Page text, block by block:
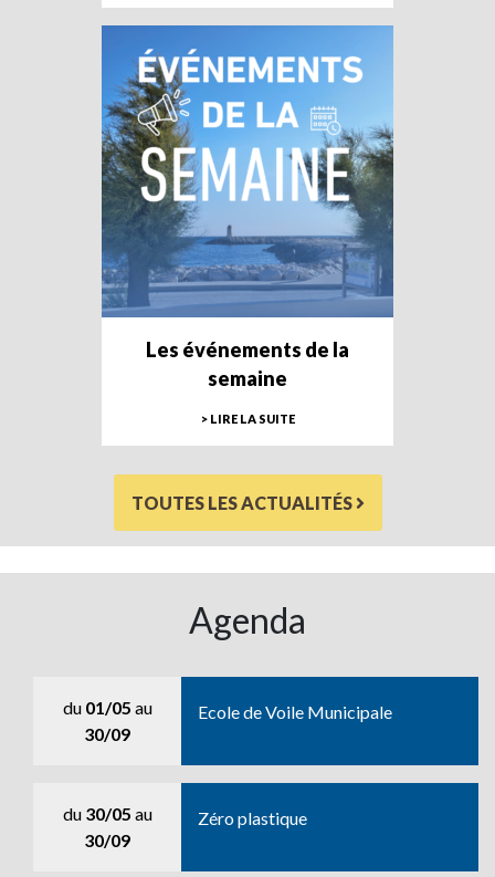
Les événements de la
semaine
> LIRE LA SUITE
TOUTES LES ACTUALITÉS
Agenda
du 01/05 au
30/09
Ecole de Voile Municipale
du 30/05 au
30/09
Zéro plastique